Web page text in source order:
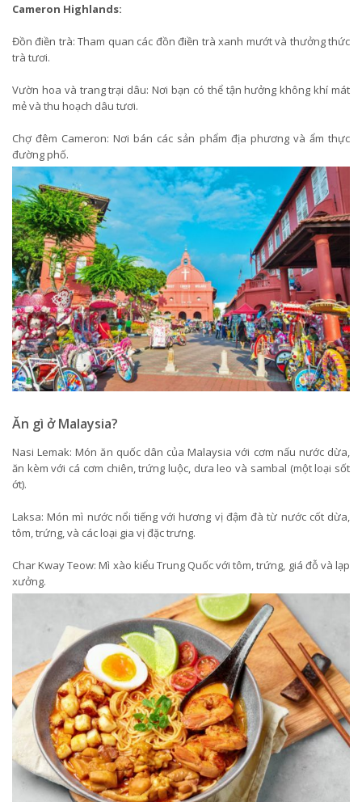
Cameron Highlands:
Đồn điền trà: Tham quan các đồn điền trà xanh mướt và thưởng thức
trà tươi.
Vườn hoa và trang trại dâu: Nơi bạn có thể tận hưởng không khí mát
mẻ và thu hoạch dâu tươi.
Chợ đêm Cameron: Nơi bán các sản phẩm địa phương và ẩm thực
đường phố.
Ăn gì ở Malaysia?
Nasi Lemak: Món ăn quốc dân của Malaysia với cơm nấu nước dừa,
ăn kèm với cá cơm chiên, trứng luộc, dưa leo và sambal (một loại sốt
ớt).
Laksa: Món mì nước nổi tiếng với hương vị đậm đà từ nước cốt dừa,
tôm, trứng, và các loại gia vị đặc trưng.
Char Kway Teow: Mì xào kiểu Trung Quốc với tôm, trứng, giá đỗ và lạp
xưởng.